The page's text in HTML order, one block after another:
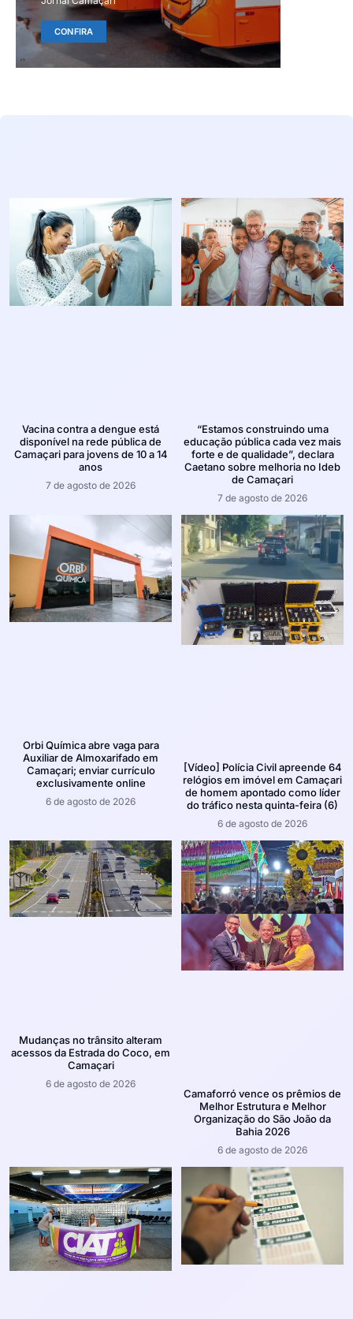
CONFIRA
Vacina contra a dengue está
disponível na rede pública de
Camaçari para jovens de 10 a 14
anos
7 de agosto de 2026
“Estamos construindo uma
educação pública cada vez mais
forte e de qualidade”, declara
Caetano sobre melhoria no Ideb
de Camaçari
7 de agosto de 2026
Orbi Química abre vaga para
Auxiliar de Almoxarifado em
Camaçari; enviar currículo
exclusivamente online
6 de agosto de 2026
[Vídeo] Polícia Civil apreende 64
relógios em imóvel em Camaçari
de homem apontado como líder
do tráfico nesta quinta-feira (6)
6 de agosto de 2026
Mudanças no trânsito alteram
acessos da Estrada do Coco, em
Camaçari
6 de agosto de 2026
Camaforró vence os prêmios de
Melhor Estrutura e Melhor
Organização do São João da
Bahia 2026
6 de agosto de 2026